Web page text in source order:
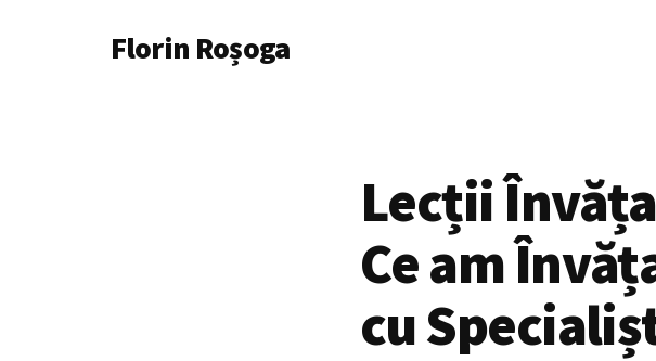
AdditionalFlorin Roșoga
Lecții
Ce am
cu